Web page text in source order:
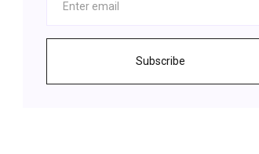
Subscribe